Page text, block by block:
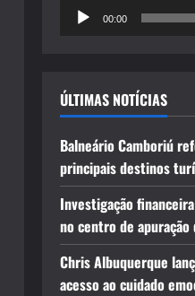
00:00
ÚLTIMAS NOTÍCIAS
Balneário Camboriú
principais destinos
Investigação
no centro de apuração
Chris Albuquerque
acesso ao cuidado